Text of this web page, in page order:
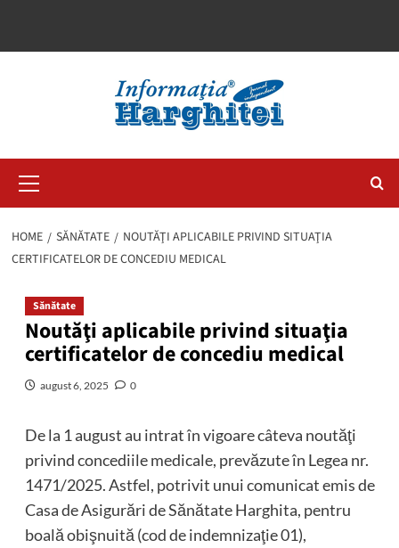
Menu
HOME SĂNĂTATE
NOUTĂŢI APLICABILE PRIVIND SITUAŢIA
CERTIFICATELOR DE CONCEDIU MEDICAL
Sănătate
Noutăţi aplicabile privind situaţia
certificatelor de concediu medical
august 6, 2025 0
De la 1 august au intrat în vigoare câteva noutăţi
privind concediile medicale, prevăzute în Legea nr.
1471/2025. Astfel, potrivit unui comunicat emis de
Casa de Asigurări de Sănătate Harghita, pentru
boală obişnuită (cod de indemnizaţie 01),